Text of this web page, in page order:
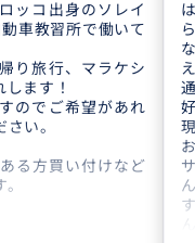
ッコ出身のソレイ
車教習所で働いて
り旅行、マラケシ
ます！
のでご希望があれ
い。
る方買い付けなど